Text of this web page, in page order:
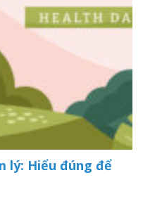
lý: Hiểu đúng để